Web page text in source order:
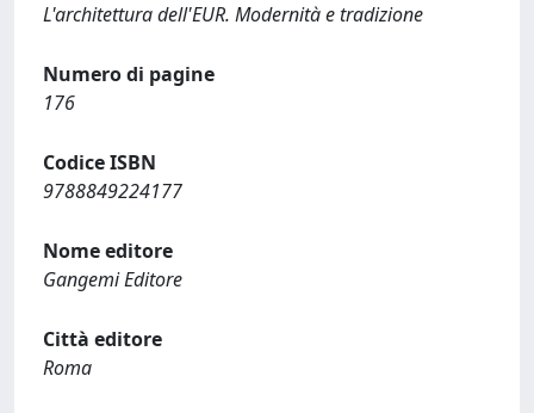
L'architettura dell'EUR. Modernità e tradizione
Numero di pagine
176
Codice ISBN
9788849224177
Nome editore
Gangemi Editore
Città editore
Roma